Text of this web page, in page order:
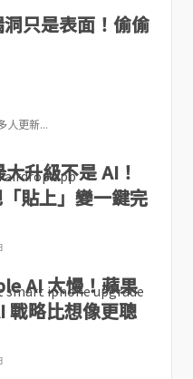
只是表面！偷偷
人更新...
升級不是 AI！
貼上」變一鍵完
AI 太慢！蘋果
戰略比想像更聰